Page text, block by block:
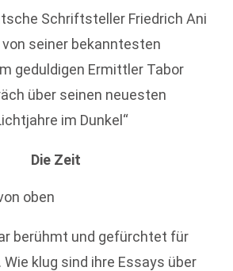
Schriftsteller Friedrich Ani
seiner bekanntesten
geduldigen Ermittler Tabor
über seinen neuesten
im Dunkel“
Die Zeit
oben
berühmt und gefürchtet für
klug sind ihre Essays über